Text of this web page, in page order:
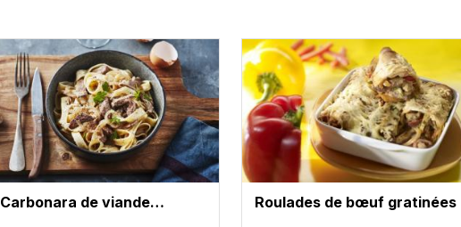
Carbonara de viande… Roulades de bœuf gratinées